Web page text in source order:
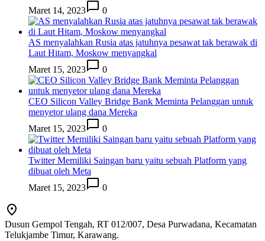
Maret 14, 2023
0
AS menyalahkan Rusia atas jatuhnya pesawat tak berawak di
Laut Hitam, Moskow menyangkal
Maret 15, 2023
0
CEO Silicon Valley Bridge Bank Meminta Pelanggan untuk
menyetor ulang dana Mereka
Maret 15, 2023
0
Twitter Memiliki Saingan baru yaitu sebuah Platform yang
dibuat oleh Meta
Maret 15, 2023
0
Dusun Gempol Tengah, RT 012/007, Desa Purwadana, Kecamatan
Telukjambe Timur, Karawang.